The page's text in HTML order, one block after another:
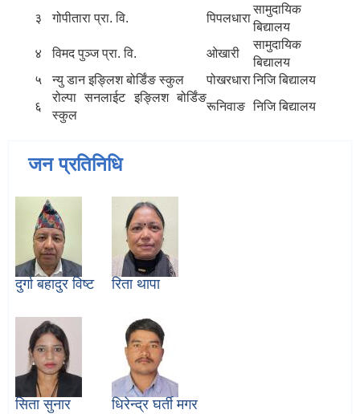
३
गोपीतारा प्रा. वि. पिपलधारा
सामुदायिक
बिद्यालय
४
विमद पुञ्ज प्रा. वि. ओखारी
सामुदायिक
बिद्यालय
५
न्यु डान इङ्लिश बोर्डिंङ स्कुल पोखरधारानिजि बिद्यालय
६
रोल्पा सनलाईट इङ्लिश बोर्डिंङ
स्कुल
रूनिवाङ निजि बिद्यालय
जन प्रतिनिधि
दुर्गा बहादुर विष्ट रिता थापा
सिता सुनार धिरेन्द्र घर्ती मगर